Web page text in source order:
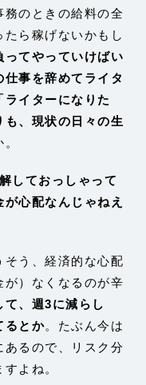
のときの給料の全
ら稼げないかもし
ってやっていけばい
事を辞めてライタ
イターになりた
、現状の日々の生
しておっしゃって
心配なんじゃねえ
う、経済的な心配
が）なくなるのが辛
、週3に減らし
るとか。たぶん今は
あるので、リスク分
よね。